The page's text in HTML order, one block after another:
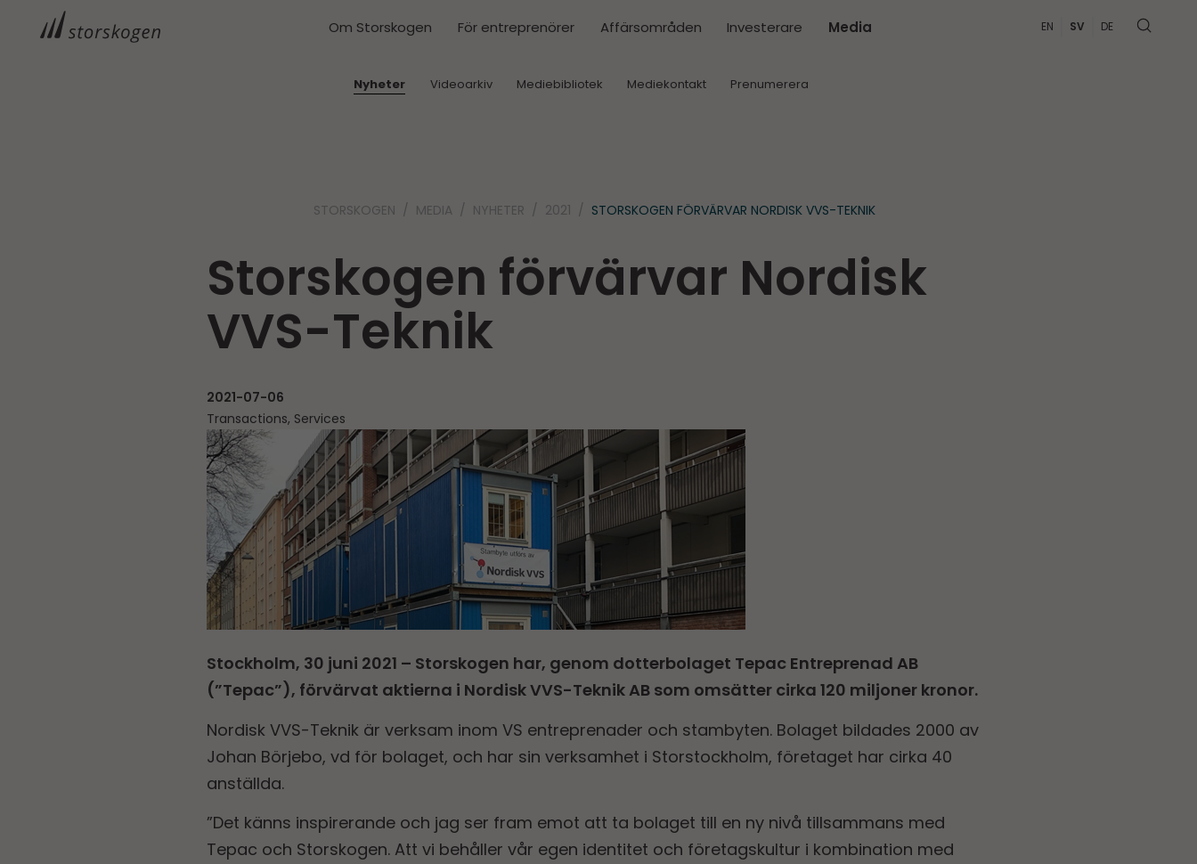
Om Storskogen För entreprenörer Affärsområden Investerare Media
Nyheter Videoarkiv Mediebibliotek Mediekontakt Prenumerera
EN SV DE
STORSKOGEN MEDIA NYHETER 2021 STORSKOGEN FÖRVÄRVAR NORDISK VVS-TEKNIK
Storskogen förvärvar Nordisk
VVS-Teknik
2021-07-06
Transactions, Services
Stockholm, 30 juni 2021 – Storskogen har, genom dotterbolaget Tepac Entreprenad AB
(”Tepac”), förvärvat aktierna i Nordisk VVS-Teknik AB som omsätter cirka 120 miljoner kronor.
Nordisk VVS-Teknik är verksam inom VS entreprenader och stambyten. Bolaget bildades 2000 av
Johan Börjebo, vd för bolaget, och har sin verksamhet i Storstockholm, företaget har cirka 40
anställda.
”Det känns inspirerande och jag ser fram emot att ta bolaget till en ny nivå tillsammans med
Tepac och Storskogen. Att vi behåller vår egen identitet och företagskultur i kombination med